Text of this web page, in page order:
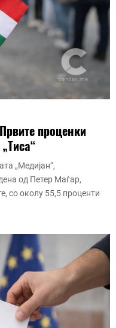
проценки
„Медијан“,
од Петер Маѓар,
со околу 55,5 проценти